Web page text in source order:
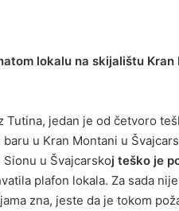
lokalu na skijalištu
Tutina, jedan je od četvoro
u Kran Montani u
u Švajcarskoj teško je
plafon lokala. Za sada
zna, jeste da je tokom